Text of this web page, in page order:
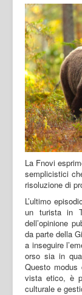
La Fnovi
semplicistici
risoluzione di
L’ultimo
un turista in
dell’opinione
da parte della
a inseguire
orso sia in
Questo modus
vista etico, è
culturale e